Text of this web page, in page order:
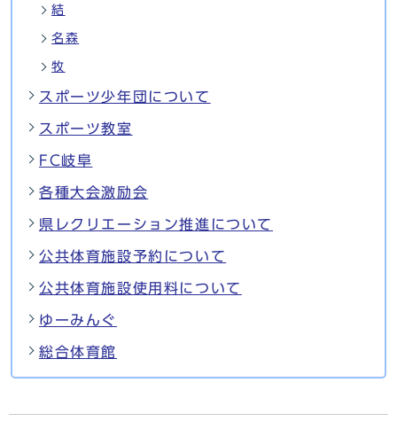
結
名森
牧
スポーツ少年団について
スポーツ教室
FC岐阜
各種大会激励会
県レクリエーション推進について
公共体育施設予約について
公共体育施設使用料について
ゆーみんぐ
総合体育館